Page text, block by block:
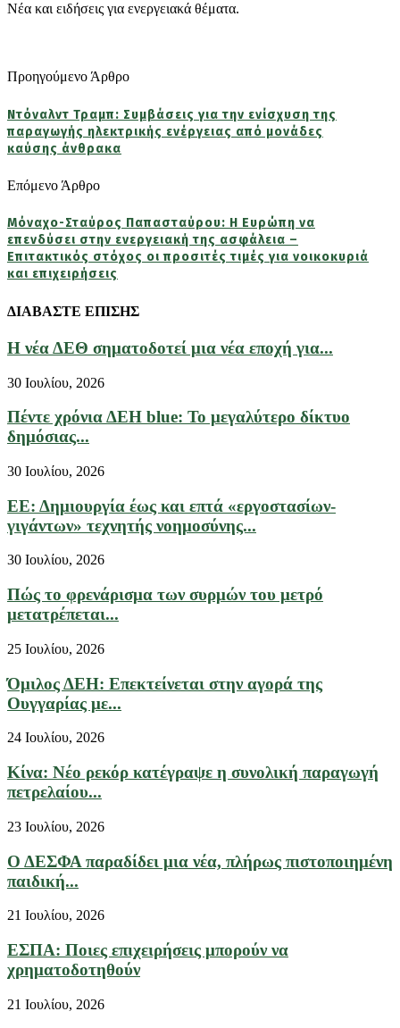
Νέα και ειδήσεις για ενεργειακά θέματα.
Προηγούμενο Άρθρο
Ντόναλντ Τραμπ: Συμβάσεις για την ενίσχυση της
παραγωγής ηλεκτρικής ενέργειας από μονάδες
καύσης άνθρακα
Επόμενο Άρθρο
Μόναχο-Σταύρος Παπασταύρου: Η Ευρώπη να
επενδύσει στην ενεργειακή της ασφάλεια –
Επιτακτικός στόχος οι προσιτές τιμές για νοικοκυριά
και επιχειρήσεις
ΔΙΑΒΑΣΤΕ ΕΠΙΣΗΣ
Η νέα ΔΕΘ σηματοδοτεί μια νέα εποχή για...
30 Ιουλίου, 2026
Πέντε χρόνια ΔΕΗ blue: Το μεγαλύτερο δίκτυο
δημόσιας...
30 Ιουλίου, 2026
ΕΕ: Δημιουργία έως και επτά «εργοστασίων-
γιγάντων» τεχνητής νοημοσύνης...
30 Ιουλίου, 2026
Πώς το φρενάρισμα των συρμών του μετρό
μετατρέπεται...
25 Ιουλίου, 2026
Όμιλος ΔΕΗ: Επεκτείνεται στην αγορά της
Ουγγαρίας με...
24 Ιουλίου, 2026
Κίνα: Νέο ρεκόρ κατέγραψε η συνολική παραγωγή
πετρελαίου...
23 Ιουλίου, 2026
Ο ΔΕΣΦΑ παραδίδει μια νέα, πλήρως πιστοποιημένη
παιδική...
21 Ιουλίου, 2026
ΕΣΠΑ: Ποιες επιχειρήσεις μπορούν να
χρηματοδοτηθούν
21 Ιουλίου, 2026